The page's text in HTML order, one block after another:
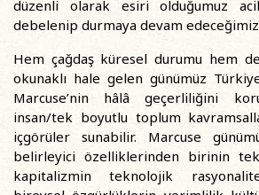
düzenli olarak esiri olduğumuz
debelenip durmaya devam
Hem çağdaş küresel durumu hem
okunaklı hale gelen günümüz
Marcuse’nin hâlâ geçerliliğini
insan/tek boyutlu toplum
içgörüler sunabilir. Marcuse
belirleyici özelliklerinden birinin
kapitalizmin teknolojik